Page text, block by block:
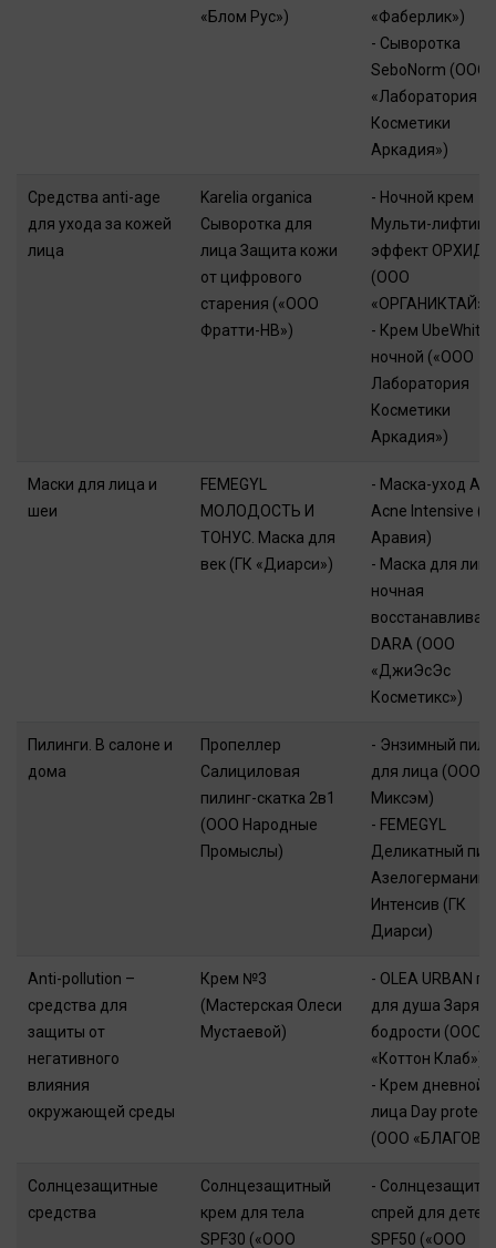
«Блом Рус»)
«Фаберлик»)
- Сыворотка
SeboNorm (ООО
«Лаборатория
Косметики
Аркадия»)
Средства anti-age
для ухода за кожей
лица
Karelia organica
Сыворотка для
лица Защита кожи
от цифрового
старения («ООО
Фратти-НВ»)
- Ночной крем
Мульти-лифтинг
эффект
(ООО
«ОРГАНИКТАЙ»)
- Крем UbeWhite
ночной («ООО
Лаборатория
Косметики
Аркадия»)
Маски для лица и
шеи
FEMEGYL
МОЛОДОСТЬ И
ТОНУС. Маска для
век (ГК «Диарси»)
- Маска-уход
Acne Intensive
Аравия)
- Маска для лица
ночная
DARA (ООО
«ДжиЭсЭс
Косметикс»)
Пилинги. В салоне и
дома
Пропеллер
Салициловая
пилинг-скатка 2в1
(ООО Народные
Промыслы)
- Энзимный
для лица (ООО
Миксэм)
- FEMEGYL
Деликатный
Азелогерманий
Интенсив (ГК
Диарси)
Anti-pollution –
средства для
защиты от
негативного
влияния
окружающей среды
Крем №3
(Мастерская Олеси
Мустаевой)
- OLEA URBAN
для душа Заряд
бодрости (ООО
«Коттон Клаб»)
- Крем дневной
лица Day
(ООО
Солнцезащитные
средства
Солнцезащитный
крем для тела
SPF30 («ООО
-
спрей для детей
SPF50 («ООО